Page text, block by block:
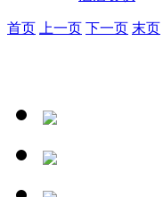
首页 上一页 下一页 末页